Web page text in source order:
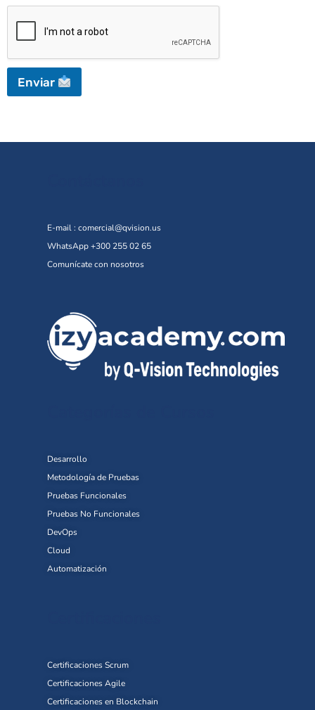
Enviar
E-mail : comercial@qvision.us
WhatsApp +300 255 02 65
Comunícate con nosotros
Desarrollo
Metodología de Pruebas
Pruebas Funcionales
Pruebas No Funcionales
DevOps
Cloud
Automatización
Certificaciones Scrum
Certificaciones Agile
Certificaciones en Blockchain